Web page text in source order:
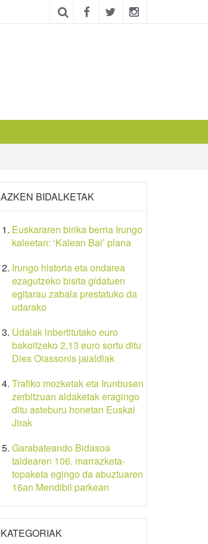
AZKEN BIDALKETAK
Euskararen birika berria Irungo
kaleetan: ‘Kalean Bai’ plana
Irungo historia eta ondarea
ezagutzeko bisita gidatuen
egitarau zabala prestatuko da
udarako
Udalak inbertitutako euro
bakoitzeko 2,13 euro sortu ditu
Dies Oiassonis jaialdiak
Trafiko mozketak eta Irunbusen
zerbitzuan aldaketak eragingo
ditu asteburu honetan Euskal
Jirak
Garabateando Bidasoa
taldearen 106. marrazketa-
topaketa egingo da abuztuaren
16an Mendibil parkean
KATEGORIAK